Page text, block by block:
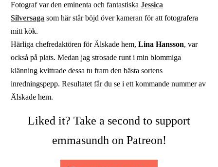
Fotograf var den eminenta och fantastiskaJessica
Silversaga som här står böjd över kameran för att fotografera
mitt kök.
Härliga chefredaktören för Älskade hem,Lina Hansson, var
också på plats. Medan jag strosade runt i min blommiga
klänning kvittrade dessa tu fram den bästa sortens
inredningspepp. Resultatet får du se i ett kommande nummer av
Älskade hem.
Liked it? Take a second to support
emmasundh on Patreon!